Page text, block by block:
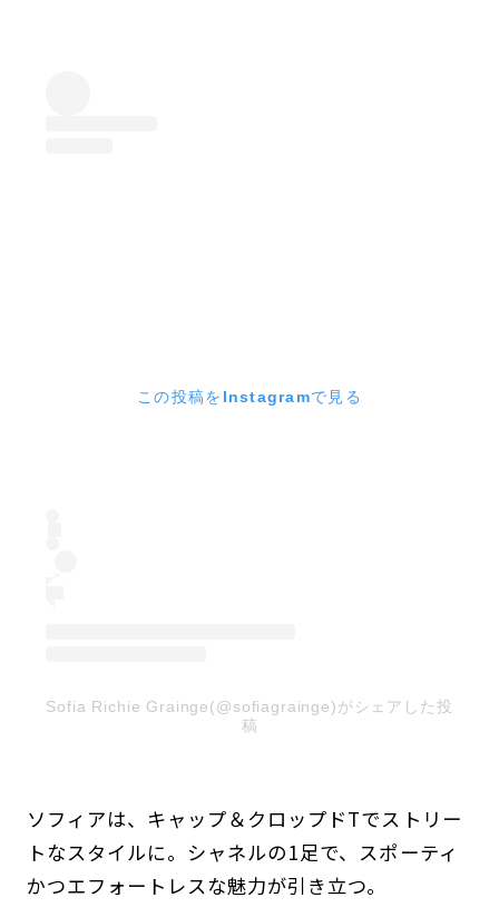
この投稿をInstagramで見る
Sofia Richie Grainge(@sofiagrainge)がシェアした投
稿
ソフィアは、キャップ＆クロップドTでストリー
トなスタイルに。シャネルの1足で、スポーティ
かつエフォートレスな魅力が引き立つ。